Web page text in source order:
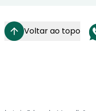
Voltar ao topo